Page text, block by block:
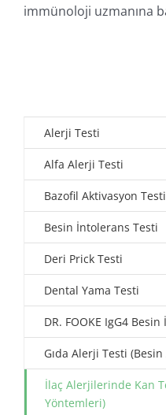
immünoloji uzmanına
Alerji Testi
Alfa Alerji Testi
Bazofil Aktivasyon
Besin İntolerans Testi
Deri Prick Testi
Dental Yama Testi
DR. FOOKE IgG4
Gıda Alerji Testi
İlaç Alerjilerinde Kan
Yöntemleri)